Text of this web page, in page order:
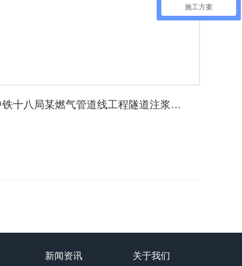
中铁十八局某燃气管道线工程隧道注浆加固、堵漏
新闻资讯 关于我们
施工方案